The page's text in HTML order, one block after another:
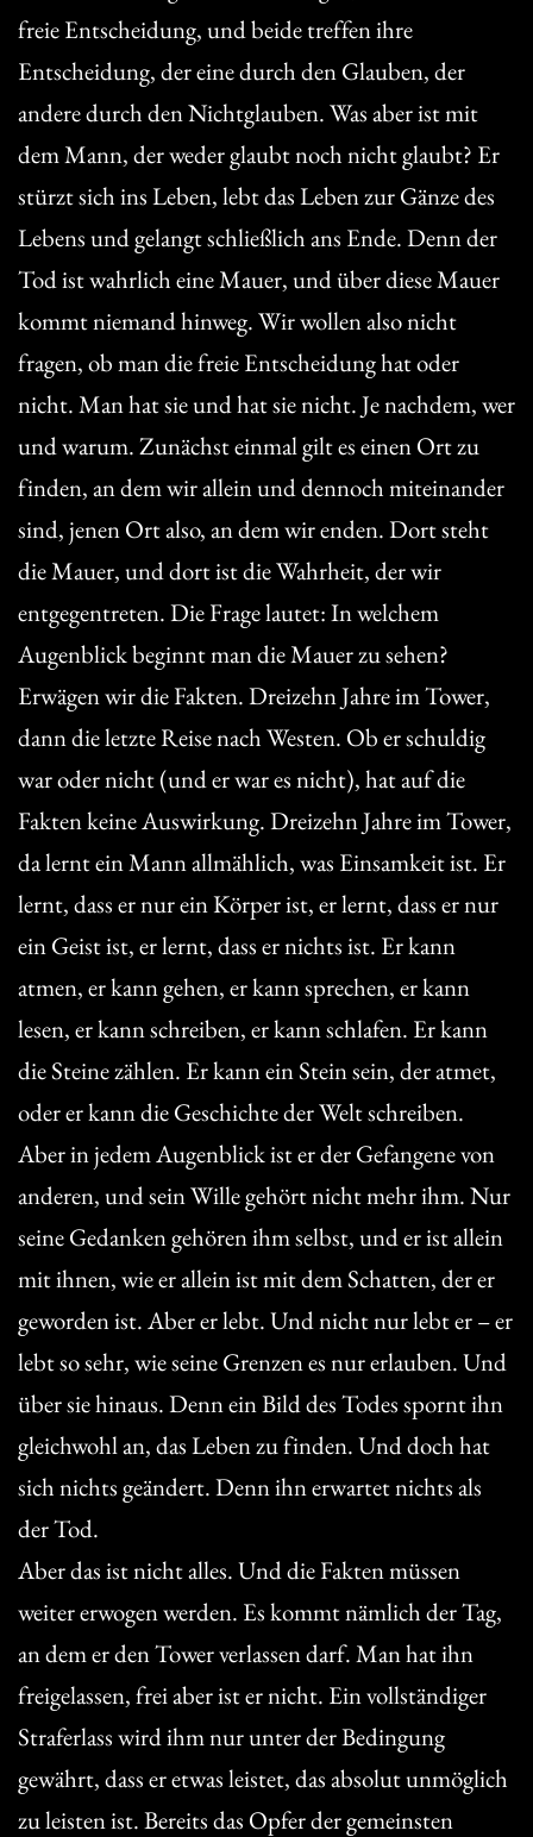
freie Entscheidung, und beide treffen ihre
Entscheidung, der eine durch den Glauben, der
andere durch den Nichtglauben. Was aber ist mit
dem Mann, der weder glaubt noch nicht glaubt? Er
stürzt sich ins Leben, lebt das Leben zur Gänze des
Lebens und gelangt schließlich ans Ende. Denn der
Tod ist wahrlich eine Mauer, und über diese Mauer
kommt niemand hinweg. Wir wollen also nicht
fragen, ob man die freie Entscheidung hat oder
nicht. Man hat sie und hat sie nicht. Je nachdem, wer
und warum. Zunächst einmal gilt es einen Ort zu
finden, an dem wir allein und dennoch miteinander
sind, jenen Ort also, an dem wir enden. Dort steht
die Mauer, und dort ist die Wahrheit, der wir
entgegentreten. Die Frage lautet: In welchem
Augenblick beginnt man die Mauer zu sehen?
Erwägen wir die Fakten. Dreizehn Jahre im Tower,
dann die letzte Reise nach Westen. Ob er schuldig
war oder nicht (und er war es nicht), hat auf die
Fakten keine Auswirkung. Dreizehn Jahre im Tower,
da lernt ein Mann allmählich, was Einsamkeit ist. Er
lernt, dass er nur ein Körper ist, er lernt, dass er nur
ein Geist ist, er lernt, dass er nichts ist. Er kann
atmen, er kann gehen, er kann sprechen, er kann
lesen, er kann schreiben, er kann schlafen. Er kann
die Steine zählen. Er kann ein Stein sein, der atmet,
oder er kann die Geschichte der Welt schreiben.
Aber in jedem Augenblick ist er der Gefangene von
anderen, und sein Wille gehört nicht mehr ihm. Nur
seine Gedanken gehören ihm selbst, und er ist allein
mit ihnen, wie er allein ist mit dem Schatten, der er
geworden ist. Aber er lebt. Und nicht nur lebt er – er
lebt so sehr, wie seine Grenzen es nur erlauben. Und
über sie hinaus. Denn ein Bild des Todes spornt ihn
gleichwohl an, das Leben zu finden. Und doch hat
sich nichts geändert. Denn ihn erwartet nichts als
der Tod.
Aber das ist nicht alles. Und die Fakten müssen
weiter erwogen werden. Es kommt nämlich der Tag,
an dem er den Tower verlassen darf. Man hat ihn
freigelassen, frei aber ist er nicht. Ein vollständiger
Straferlass wird ihm nur unter der Bedingung
gewährt, dass er etwas leistet, das absolut unmöglich
zu leisten ist. Bereits das Opfer der gemeinsten